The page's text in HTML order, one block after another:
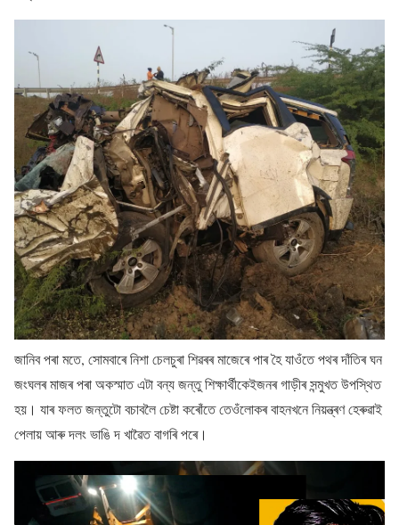
জানিব পৰা মতে, সোমবাৰে নিশা চেলচুৰা শিৱৰৰ মাজেৰে পাৰ হৈ যাওঁতে পথৰ দাঁতিৰ ঘন
জংঘলৰ মাজৰ পৰা অকস্মাত এটা বন্য জন্তু শিক্ষাৰ্থীকেইজনৰ গাড়ীৰ সন্মুখত উপস্থিত
হয়। যাৰ ফলত জন্তুটো বচাবলৈ চেষ্টা কৰোঁতে তেওঁলোকৰ বাহনখনে নিয়ন্ত্ৰণ হেৰুৱাই
পেলায় আৰু দলং ভাঙি দ খাৱৈত বাগৰি পৰে।